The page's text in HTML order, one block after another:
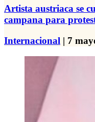
Artista austriaca se
campana para
Internacional | 7